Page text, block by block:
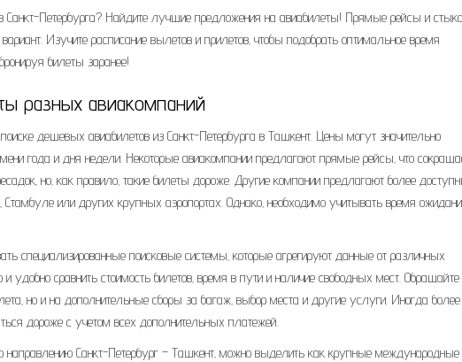
Санкт-Петербурга? Найдите лучшие предложения на авиабилеты! Прямые рейсы и
Изучите расписание вылетов и прилетов‚ чтобы подобрать оптимальное время
билеты заранее!
разных авиакомпаний
дешевых авиабилетов из Санкт-Петербурга в Ташкент. Цены могут значительно
года и дня недели. Некоторые авиакомпании предлагают прямые рейсы‚ что
но‚ как правило‚ такие билеты дороже. Другие компании предлагают более
Стамбуле или других крупных аэропортах. Однако‚ необходимо учитывать время
специализированные поисковые системы‚ которые агрегируют данные от различных
удобно сравнить стоимость билетов‚ время в пути и наличие свободных мест. Обращайте
но и на дополнительные сборы за багаж‚ выбор места и другие услуги. Иногда более
дороже с учетом всех дополнительных платежей.
Санкт-Петербург – Ташкент‚ можно выделить как крупные международные